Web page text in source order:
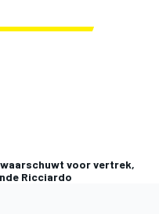
voor vertrek,
Ricciardo